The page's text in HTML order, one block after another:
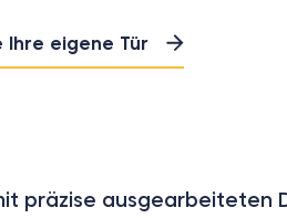
Ihre eigene Tür
präzise ausgearbeiteten